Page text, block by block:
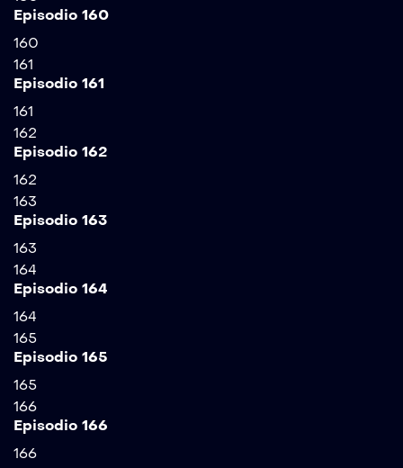
Episodio 160
160
161
Episodio 161
161
162
Episodio 162
162
163
Episodio 163
163
164
Episodio 164
164
165
Episodio 165
165
166
Episodio 166
166